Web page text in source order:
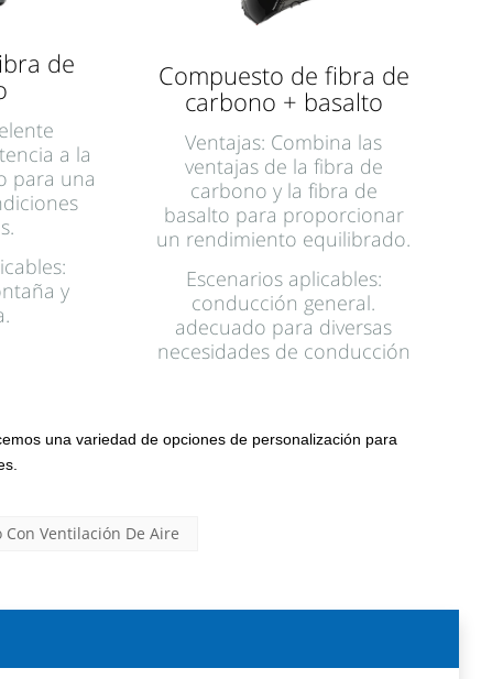
de
a la
para una
y
Compuesto de fibra de
carbono + basalto
Ventajas: Combina las
ventajas de la fibra de
carbono y la fibra de
basalto para proporcionar
un rendimiento equilibrado.
Escenarios aplicables:
conducción general.
adecuado para diversas
necesidades de conducción
una variedad de opciones de personalización para
Con Ventilación De Aire